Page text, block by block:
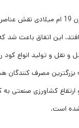
بعد ها در نیمه ی اول
افتد. این اتفاق باعث
مصرف
کشاورزی صنعتی به